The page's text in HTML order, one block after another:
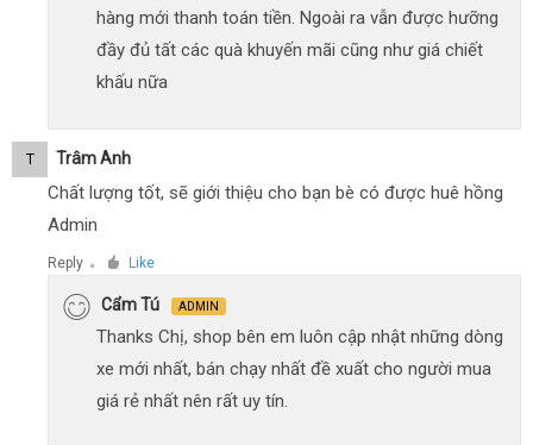
hàng mới thanh toán tiền. Ngoài ra vẫn được hưỡng
đầy đủ tất các quà khuyến mãi cũng như giá chiết
khấu nữa
T Trâm Anh
Chất lượng tốt, sẽ giới thiệu cho bạn bè có được huê hồng
Admin
Reply ● Like
Cẩm Tú ADMIN
Thanks Chị, shop bên em luôn cập nhật những dòng
xe mới nhất, bán chạy nhất đề xuất cho người mua
giá rẻ nhất nên rất uy tín.